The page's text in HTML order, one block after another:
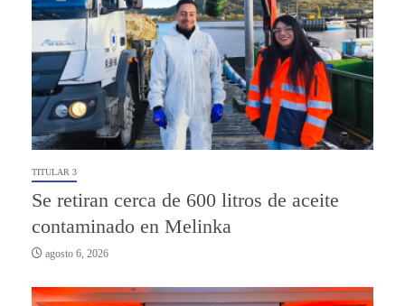
TITULAR 3
Se retiran cerca de 600 litros de aceite
contaminado en Melinka
agosto 6, 2026